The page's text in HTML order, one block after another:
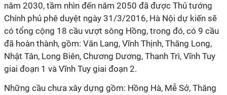
năm 2030, tầm nhìn đến năm 2050 đã được Thủ tướng
Chính phủ phê duyệt ngày 31/3/2016, Hà Nội dự kiến sẽ
có tổng cộng 18 cầu vượt sông Hồng, trong đó, có 9 cầu
đã hoàn thành, gồm: Văn Lang, Vĩnh Thịnh, Thăng Long,
Nhật Tân, Long Biên, Chương Dương, Thanh Trì, Vĩnh Tuy
giai đoạn 1 và Vĩnh Tuy giai đoạn 2.
Những cầu chưa xây dựng gồm: Hồng Hà, Mễ Sở, Thăng